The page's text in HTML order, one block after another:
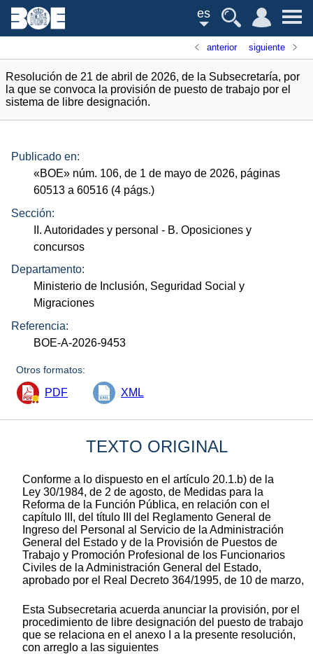
es
anterior siguiente
Resolución de 21 de abril de 2026, de la Subsecretaría, por
la que se convoca la provisión de puesto de trabajo por el
sistema de libre designación.
Publicado en:
«BOE» núm. 106, de 1 de mayo de 2026, páginas
60513 a 60516 (4 págs.)
Sección:
II. Autoridades y personal - B. Oposiciones y
concursos
Departamento:
Ministerio de Inclusión, Seguridad Social y
Migraciones
Referencia:
BOE-A-2026-9453
Otros formatos:
PDF XML
TEXTO ORIGINAL
Conforme a lo dispuesto en el artículo 20.1.b) de la
Ley 30/1984, de 2 de agosto, de Medidas para la
Reforma de la Función Pública, en relación con el
capítulo III, del título III del Reglamento General de
Ingreso del Personal al Servicio de la Administración
General del Estado y de la Provisión de Puestos de
Trabajo y Promoción Profesional de los Funcionarios
Civiles de la Administración General del Estado,
aprobado por el Real Decreto 364/1995, de 10 de marzo,
Esta Subsecretaria acuerda anunciar la provisión, por el
procedimiento de libre designación del puesto de trabajo
que se relaciona en el anexo I a la presente resolución,
con arreglo a las siguientes